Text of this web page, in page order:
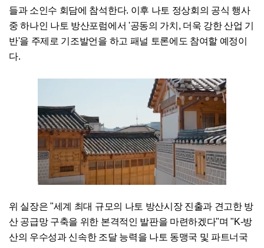
들과 소인수 회담에 참석한다. 이후 나토 정상회의 공식 행사
중 하나인 나토 방산포럼에서 '공동의 가치, 더욱 강한 산업 기
반'을 주제로 기조발언을 하고 패널 토론에도 참여할 예정이
다.
위 실장은 "세계 최대 규모의 나토 방산시장 진출과 견고한 방
산 공급망 구축을 위한 본격적인 발판을 마련하겠다"며 "K-방
산의 우수성과 신속한 조달 능력을 나토 동맹국 및 파트너국